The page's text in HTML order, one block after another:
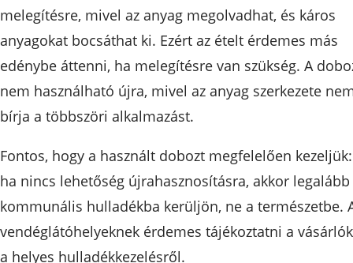
melegítésre, mivel az anyag megolvadhat, és káros
anyagokat bocsáthat ki. Ezért az ételt érdemes más
edénybe áttenni, ha melegítésre van szükség. A
nem használható újra, mivel az anyag szerkezete
bírja a többszöri alkalmazást.
Fontos, hogy a használt dobozt megfelelően kezeljük:
ha nincs lehetőség újrahasznosításra, akkor legalább
kommunális hulladékba kerüljön, ne a természetbe.
vendéglátóhelyeknek érdemes tájékoztatni a
a helyes hulladékkezelésről.